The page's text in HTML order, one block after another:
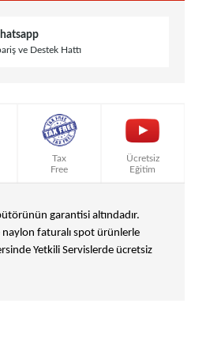
ve Destek Hattı
Tax
Free
Ücretsiz
Eğitim
garantisi altındadır.
naylon faturalı spot ürünlerle
Yetkili Servislerde ücretsiz